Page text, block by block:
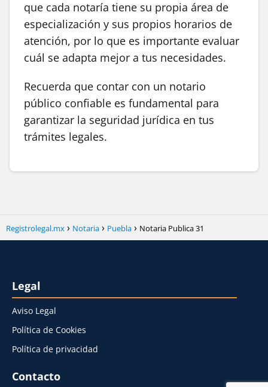
que cada notaría tiene su propia área de
especialización y sus propios horarios de
atención, por lo que es importante evaluar
cuál se adapta mejor a tus necesidades.
Recuerda que contar con un notario
público confiable es fundamental para
garantizar la seguridad jurídica en tus
trámites legales.
Registrolegal.mx Notaria Puebla Notaria Publica 31
Legal
Aviso Legal
Política de Cookies
Política de privacidad
Contacto